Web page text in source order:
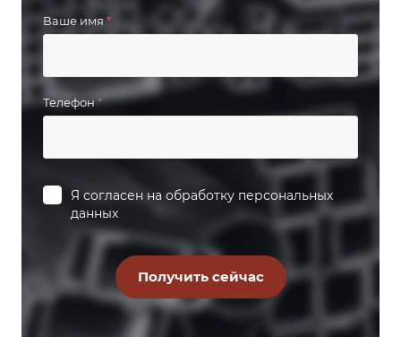
Ваше имя *
Телефон*
Я согласен на обработку персональных
данных